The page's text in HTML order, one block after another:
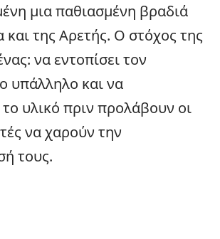
μια παθιασμένη βραδιά
της Αρετής. Ο στόχος της
να εντοπίσει τον
υπάλληλο και να
υλικό πριν προλάβουν οι
να χαρούν την
τους.